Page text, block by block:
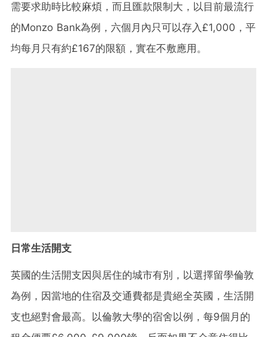
需要求助時比較麻煩，而且匯款限制大，以目前最流行
的Monzo Bank為例，六個月內只可以存入£1,000，平
均每月只有約£167的限額，實在不敷應用。
日常生活開支
英國的生活開支因與居住的城市有別，以選擇留學倫敦
為例，因當地的住宿及交通費都是貴絕全英國，生活開
支也絕對會最高。以倫敦大學的宿舍以例，每9個月的